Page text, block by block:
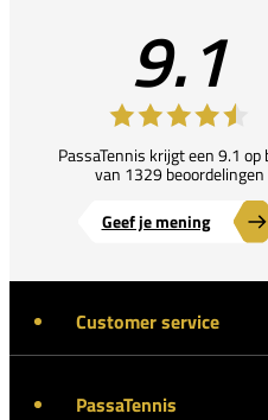
9.1
PassaTennis krijgt een 9.1 op
van 1329 beoordelingen
Geef je mening
Customer service
PassaTennis